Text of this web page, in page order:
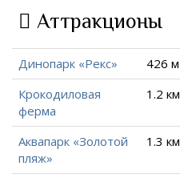
Аттракционы
Динопарк «Рекс» 426 м
Крокодиловая
ферма
1.2 км
Аквапарк «Золотой
пляж»
1.3 км